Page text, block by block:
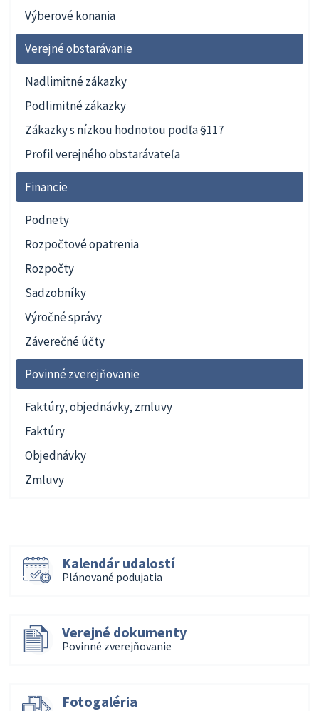
Výberové konania
Verejné obstarávanie
Nadlimitné zákazky
Podlimitné zákazky
Zákazky s nízkou hodnotou podľa §117
Profil verejného obstarávateľa
Financie
Podnety
Rozpočtové opatrenia
Rozpočty
Sadzobníky
Výročné správy
Záverečné účty
Povinné zverejňovanie
Faktúry, objednávky, zmluvy
Faktúry
Objednávky
Zmluvy
Kalendár udalostí
Plánované podujatia
Verejné dokumenty
Povinné zverejňovanie
Fotogaléria